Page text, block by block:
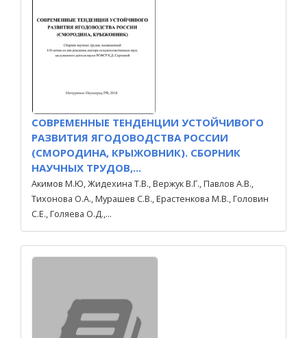
СОВРЕМЕННЫЕ ТЕНДЕНЦИИ УСТОЙЧИВОГО
РАЗВИТИЯ ЯГОДОВОДСТВА РОССИИ
(СМОРОДИНА, КРЫЖОВНИК). СБОРНИК
НАУЧНЫХ ТРУДОВ,...
Акимов М.Ю, Жидехина Т.В., Вержук В.Г., Павлов А.В.,
Тихонова О.А., Мурашев С.В., Ерастенкова М.В., Головин
С.Е., Голяева О.Д.,...